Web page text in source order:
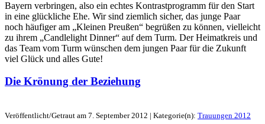
Bayern verbringen, also ein echtes Kontrastprogramm für den Start
in eine glückliche Ehe. Wir sind ziemlich sicher, das junge Paar
noch häufiger am „Kleinen Preußen“ begrüßen zu können, vielleicht
zu ihrem „Candlelight Dinner“ auf dem Turm. Der Heimatkreis und
das Team vom Turm wünschen dem jungen Paar für die Zukunft
viel Glück und alles Gute!
Die Krönung der Beziehung
Veröffentlicht/Getraut am 7. September 2012 | Kategorie(n): Trauungen 2012